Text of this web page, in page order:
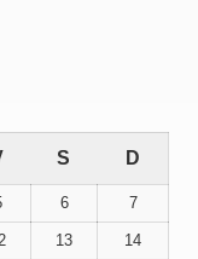
S D
6 7
13 14